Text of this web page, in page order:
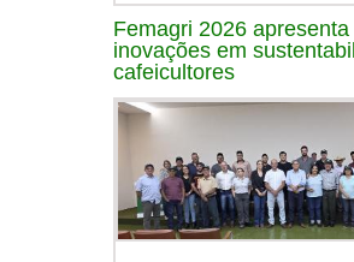
Femagri 2026 apresenta
inovações em
cafeicultores